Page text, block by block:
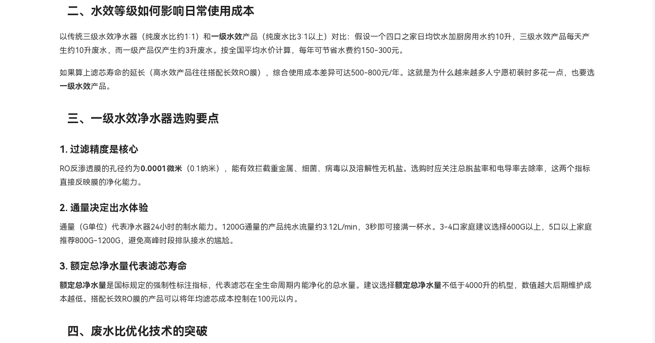
二、水效等级如何影响日常使用成本
以传统三级水效净水器（纯废水比约1:1）和一级水效产品（纯废水比3:1以上）对比：假设一个四口之家日均饮水加厨房用水约10升，三级水效产品每天产
生约10升废水，而一级产品仅产生约3升废水。按全国平均水价计算，每年可节省水费约150-300元。
如果算上滤芯寿命的延长（高水效产品往往搭配长效RO膜），综合使用成本差异可达500-800元/年。这就是为什么越来越多人宁愿初装时多花一点，也要选
一级水效产品。
三、 一级水效净水器选购要点
1. 过滤精度是核心
RO反渗透膜的孔径约为0.0001微米 （0.1纳米），能有效拦截重金属、细菌、病毒以及溶解性无机盐。选购时应关注总脱盐率和电导率去除率，这两个指标
直接反映膜的净化能力。
2. 通量决定出水体验
通量（G单位）代表净水器24小时的制水能力。1200G通量的产品纯水流量约3.12L/min，3秒即可接满一杯水。3-4口家庭建议选择600G以上，5口以上家庭
推荐800G-1200G，避免高峰时段排队接水的尴尬。
3. 额定总净水量代表滤芯寿命
额定总净水量是国标规定的强制性标注指标，代表滤芯在全生命周期内能净化的总水量。建议选择额定总净水量不低于4000升的机型，数值越大后期维护成
本越低。搭配长效RO膜的产品可以将年均滤芯成本控制在100元以内。
四、废水比优化技术的突破